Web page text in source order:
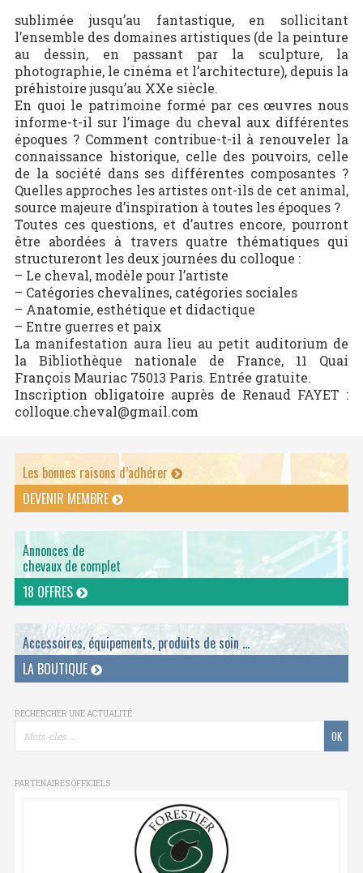
sublimée jusqu’au fantastique, en sollicitant
l’ensemble des domaines artistiques (de la peinture
au dessin, en passant par la sculpture, la
photographie, le cinéma et l’architecture), depuis la
préhistoire jusqu’au XXe siècle.
En quoi le patrimoine formé par ces œuvres nous
informe-t-il sur l’image du cheval aux différentes
époques ? Comment contribue-t-il à renouveler la
connaissance historique, celle des pouvoirs, celle
de la société dans ses différentes composantes ?
Quelles approches les artistes ont-ils de cet animal,
source majeure d’inspiration à toutes les époques ?
Toutes ces questions, et d’autres encore, pourront
être abordées à travers quatre thématiques qui
structureront les deux journées du colloque :
– Le cheval, modèle pour l’artiste
– Catégories chevalines, catégories sociales
– Anatomie, esthétique et didactique
– Entre guerres et paix
La manifestation aura lieu au petit auditorium de
la Bibliothèque nationale de France, 11 Quai
François Mauriac 75013 Paris. Entrée gratuite.
Inscription obligatoire auprès de Renaud FAYET :
colloque.cheval@gmail.com
Les bonnes raisons d’adhérer
DEVENIR MEMBRE
Annonces de
chevaux de complet
18 OFFRES
Accessoires, équipements, produits de soin ...
LA BOUTIQUE
RECHERCHER UNE ACTUALITÉ
PARTENAIRES OFFICIELS